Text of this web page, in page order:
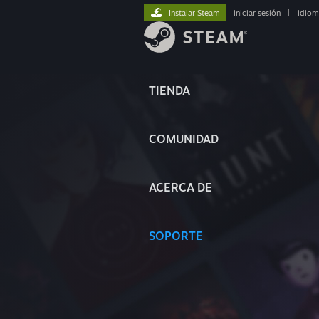
TIENDA
COMUNIDAD
ACERCA DE
SOPORTE
Instalar Steam iniciar sesión